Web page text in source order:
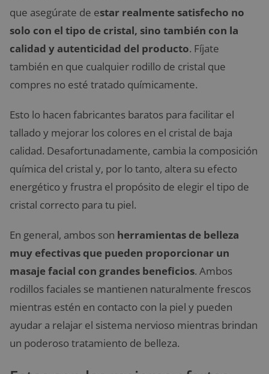
que asegúrate de estar realmente satisfecho no
solo con el tipo de cristal, sino también con la
calidad y autenticidad del producto. Fíjate
también en que cualquier rodillo de cristal que
compres no esté tratado químicamente.
Esto lo hacen fabricantes baratos para facilitar el
tallado y mejorar los colores en el cristal de baja
calidad. Desafortunadamente, cambia la composición
química del cristal y, por lo tanto, altera su efecto
energético y frustra el propósito de elegir el tipo de
cristal correcto para tu piel.
En general, ambos son herramientas de belleza
muy efectivas que pueden proporcionar un
masaje facial con grandes beneficios. Ambos
rodillos faciales se mantienen naturalmente frescos
mientras estén en contacto con la piel y pueden
ayudar a relajar el sistema nervioso mientras brindan
un poderoso tratamiento de belleza.